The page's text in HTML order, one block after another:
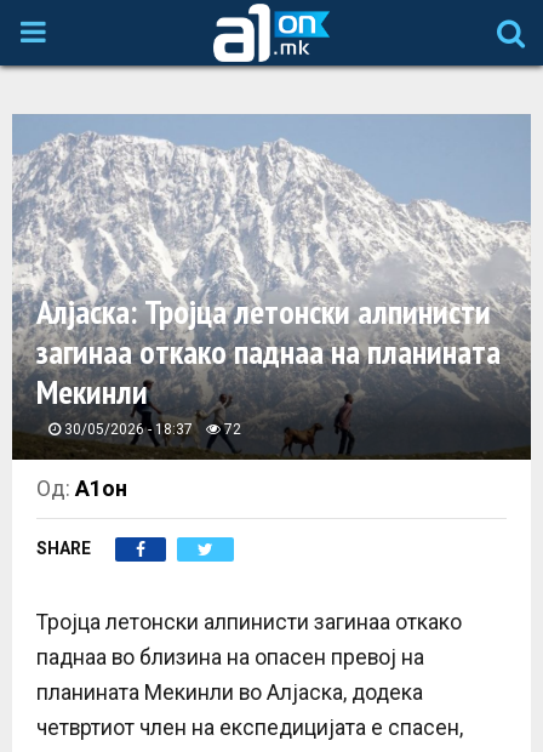
P
I
M
A
R
Y
M
E
N
U
Алјаска: Тројца летонски алпинисти
загинаа откако паднаа на планината
Мекинли
30/05/2026 - 18:37 72
Од:А1он
SHARE
Тројца летонски алпинисти загинаа откако
паднаа во близина на опасен превој на
планината Мекинли во Алјаска, додека
четвртиот член на експедицијата е спасен,